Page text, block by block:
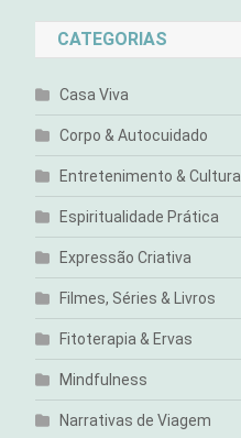
CATEGORIAS
Casa Viva
Corpo & Autocuidado
Entretenimento & Cultura
Espiritualidade Prática
Expressão Criativa
Filmes, Séries & Livros
Fitoterapia & Ervas
Mindfulness
Narrativas de Viagem